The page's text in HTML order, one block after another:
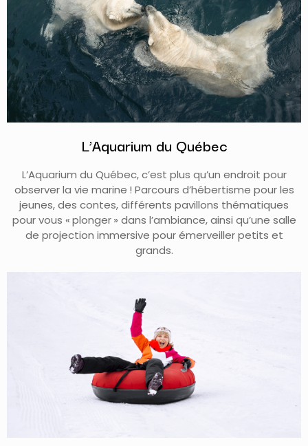
L’Aquarium du Québec
L’Aquarium du Québec, c’est plus qu’un endroit pour
observer la vie marine ! Parcours d’hébertisme pour les
jeunes, des contes, différents pavillons thématiques
pour vous « plonger » dans l’ambiance, ainsi qu’une salle
de projection immersive pour émerveiller petits et
grands.